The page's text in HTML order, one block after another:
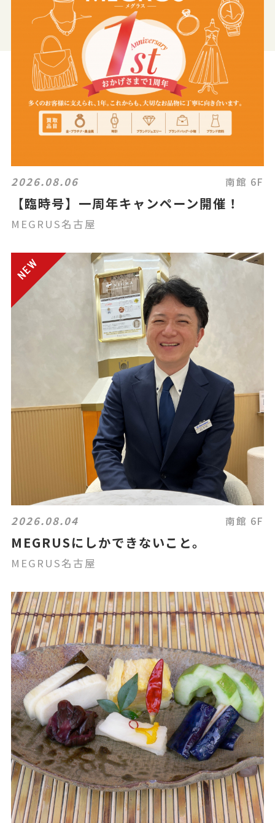
2026.08.06 南館 6F
【臨時号】一周年キャンペーン開催！
MEGRUS名古屋
2026.08.04 南館 6F
MEGRUSにしかできないこと。
MEGRUS名古屋